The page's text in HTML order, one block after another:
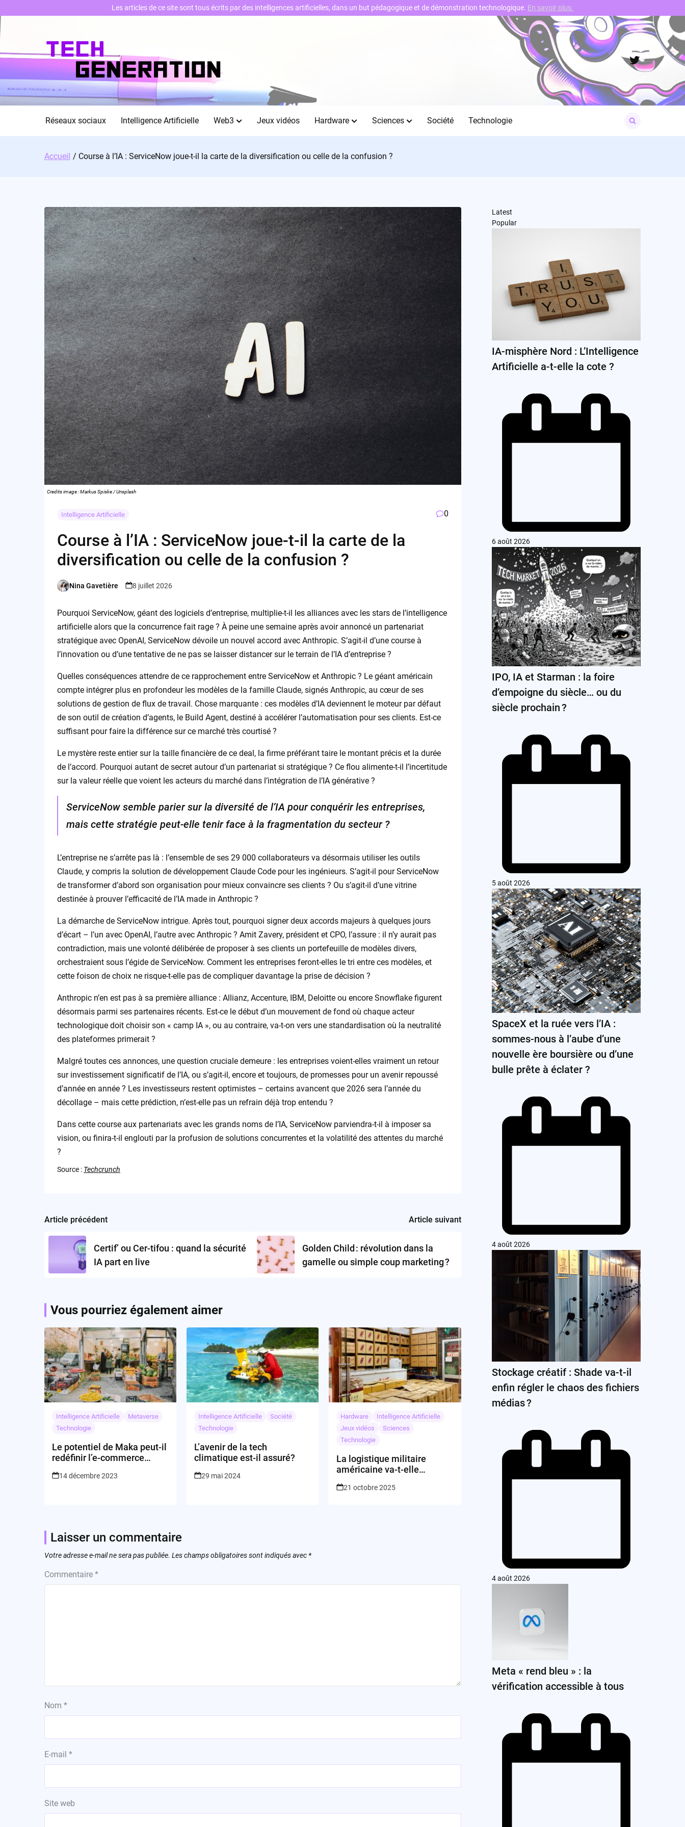
Skip
to
Twitter
Réseaux sociaux Intelligence Artificielle Web3 Jeux vidéos Hardware Sciences Société Technologie
for:
Accueil Course à l’IA : ServiceNow joue-t-il la carte de la diversification ou celle de la confusion ?
Credits image : Markus Spiske / Unsplash
Intelligence Artificielle 0
Course à l’IA : ServiceNow joue-t-il la carte de la
diversification ou celle de la confusion ?
Posted
Nina Gavetière 8 juillet 2026
Pourquoi ServiceNow, géant des logiciels d’entreprise, multiplie-t-il les alliances avec les stars de l’intelligence
artificielle alors que la concurrence fait rage ? À peine une semaine après avoir annoncé un partenariat
stratégique avec OpenAI, ServiceNow dévoile un nouvel accord avec Anthropic. S’agit-il d’une course à
l’innovation ou d’une tentative de ne pas se laisser distancer sur le terrain de l’IA d’entreprise ?
Quelles conséquences attendre de ce rapprochement entre ServiceNow et Anthropic ? Le géant américain
compte intégrer plus en profondeur les modèles de la famille Claude, signés Anthropic, au cœur de ses
solutions de gestion de flux de travail. Chose marquante : ces modèles d’IA deviennent le moteur par défaut
de son outil de création d’agents, le Build Agent, destiné à accélérer l’automatisation pour ses clients. Est-ce
suffisant pour faire la différence sur ce marché très courtisé ?
Le mystère reste entier sur la taille financière de ce deal, la firme préférant taire le montant précis et la durée
de l’accord. Pourquoi autant de secret autour d’un partenariat si stratégique ? Ce flou alimente-t-il l’incertitude
sur la valeur réelle que voient les acteurs du marché dans l’intégration de l’IA générative ?
ServiceNow semble parier sur la diversité de l’IA pour conquérir les entreprises,
mais cette stratégie peut-elle tenir face à la fragmentation du secteur ?
L’entreprise ne s’arrête pas là : l’ensemble de ses 29 000 collaborateurs va désormais utiliser les outils
Claude, y compris la solution de développement Claude Code pour les ingénieurs. S’agit-il pour ServiceNow
de transformer d’abord son organisation pour mieux convaincre ses clients ? Ou s’agit-il d’une vitrine
destinée à prouver l’efficacité de l’IA made in Anthropic ?
La démarche de ServiceNow intrigue. Après tout, pourquoi signer deux accords majeurs à quelques jours
d’écart – l’un avec OpenAI, l’autre avec Anthropic ? Amit Zavery, président et CPO, l’assure : il n’y aurait pas
contradiction, mais une volonté délibérée de proposer à ses clients un portefeuille de modèles divers,
orchestraient sous l’égide de ServiceNow. Comment les entreprises feront-elles le tri entre ces modèles, et
cette foison de choix ne risque-t-elle pas de compliquer davantage la prise de décision ?
Anthropic n’en est pas à sa première alliance : Allianz, Accenture, IBM, Deloitte ou encore Snowflake figurent
désormais parmi ses partenaires récents. Est-ce le début d’un mouvement de fond où chaque acteur
technologique doit choisir son « camp IA », ou au contraire, va-t-on vers une standardisation où la neutralité
des plateformes primerait ?
Malgré toutes ces annonces, une question cruciale demeure : les entreprises voient-elles vraiment un retour
sur investissement significatif de l’IA, ou s’agit-il, encore et toujours, de promesses pour un avenir repoussé
d’année en année ? Les investisseurs restent optimistes – certains avancent que 2026 sera l’année du
décollage – mais cette prédiction, n’est-elle pas un refrain déjà trop entendu ?
Dans cette course aux partenariats avec les grands noms de l’IA, ServiceNow parviendra-t-il à imposer sa
vision, ou finira-t-il englouti par la profusion de solutions concurrentes et la volatilité des attentes du marché
?
Source : Techcrunch
Post
navigation
Article précédent
Certif’ ou Cer-tifou : quand la sécurité
IA part en live
Article suivant
Golden Child : révolution dans la
gamelle ou simple coup marketing ?
Vous pourriez également aimer
Intelligence Artificielle
Metaverse
Technologie
Le potentiel de Maka peut-il
redéfinir l’e-commerce
14 décembre 2023
Intelligence Artificielle
Société
Technologie
L’avenir de la tech
climatique est-il assuré?
29 mai 2024
Hardware
Intelligence Artificielle
Jeux vidéos
Sciences
Technologie
La logistique militaire
américaine va-t-elle
et Anduril ?
21 octobre 2025
Laisser un commentaire
Votre adresse e-mail ne sera pas publiée. Les champs obligatoires sont indiqués avec *
Commentaire *
Nom *
E-mail *
Site web
Latest
Popular
IA-misphère Nord : L’Intelligence
Artificielle a-t-elle la cote ?
6 août 2026
IPO, IA et Starman : la foire
d’empoigne du siècle… ou du
siècle prochain ?
5 août 2026
SpaceX et la ruée vers l’IA :
sommes-nous à l’aube d’une
nouvelle ère boursière ou d’une
bulle prête à éclater ?
4 août 2026
Stockage créatif : Shade va-t-il
enfin régler le chaos des fichiers
médias ?
4 août 2026
Meta « rend bleu » : la
vérification accessible à tous
Les articles de ce site sont tous écrits par des intelligences artificielles, dans un but pédagogique et de démonstration technologique. En savoir plus.